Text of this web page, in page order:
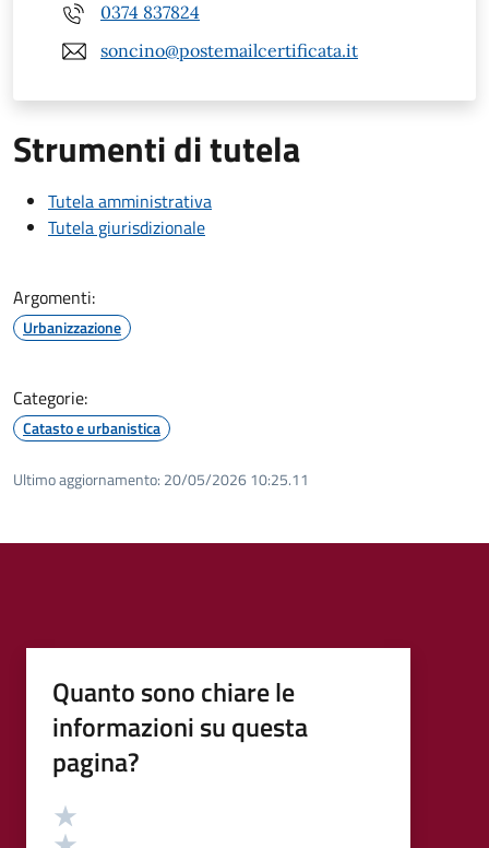
0374 837824
soncino@postemailcertificata.it
Strumenti di tutela
Tutela amministrativa
Tutela giurisdizionale
Argomenti:
Urbanizzazione
Categorie:
Catasto e urbanistica
Ultimo aggiornamento: 20/05/2026 10:25.11
Quanto sono chiare le
informazioni su questa
pagina?
Valutazione